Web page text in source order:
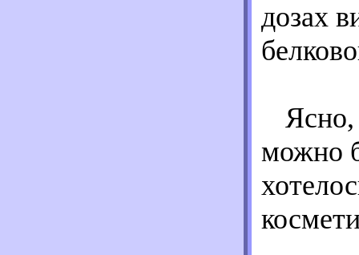
дозах
Ясно,
можно